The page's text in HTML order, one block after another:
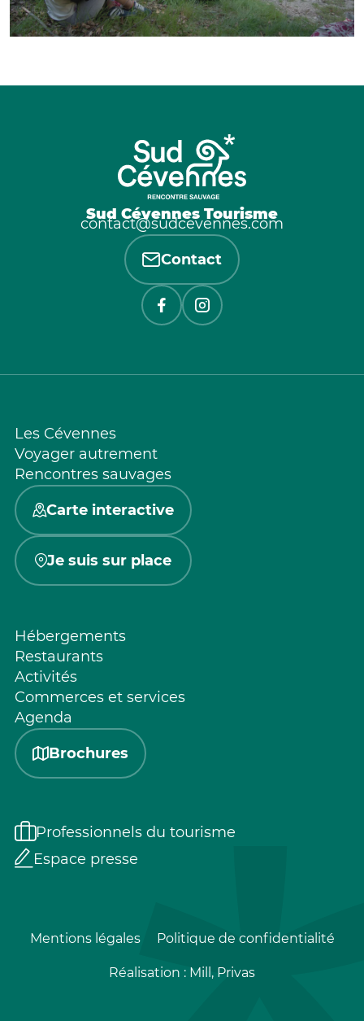
Sud Cévennes Tourisme
contact@sudcevennes.com
Contact
Les Cévennes
Voyager autrement
Rencontres sauvages
Carte interactive
Je suis sur place
Hébergements
Restaurants
Activités
Commerces et services
Agenda
Brochures
Professionnels du tourisme
Espace presse
Mentions légales Politique de confidentialité
Réalisation : Mill, Privas